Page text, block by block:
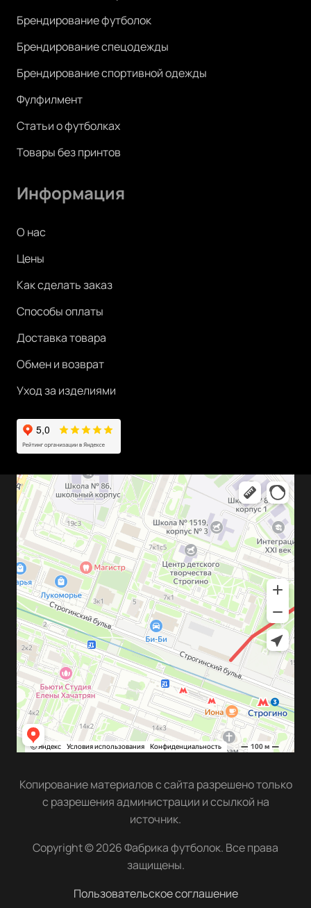
Брендирование футболок
Брендирование спецодежды
Брендирование спортивной одежды
Фулфилмент
Статьи о футболках
Товары без принтов
Информация
О нас
Цены
Как сделать заказ
Способы оплаты
Доставка товара
Обмен и возврат
Уход за изделиями
Копирование материалов с сайта разрешено только
с разрешения администрации и ссылкой на
источник.
Copyright © 2026 Фабрика футболок. Все права
защищены.
Пользовательское соглашение